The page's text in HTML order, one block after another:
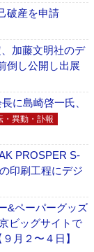
破産を申請
加藤文明社のデ
倒し公開し出展
に島崎啓一氏、
・異動・訃報
PROSPER S-
印刷工程にデジ
&ペーパーグッズ
ビッグサイトで
月２〜４日】